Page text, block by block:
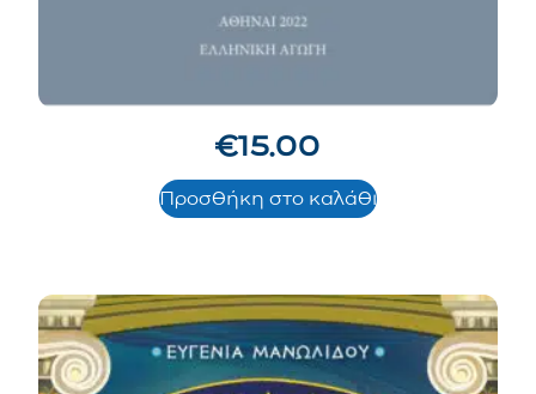
€15.00
Προσθήκη στο καλάθι